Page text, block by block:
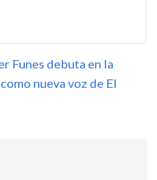
Funes debuta en la
nueva voz de El